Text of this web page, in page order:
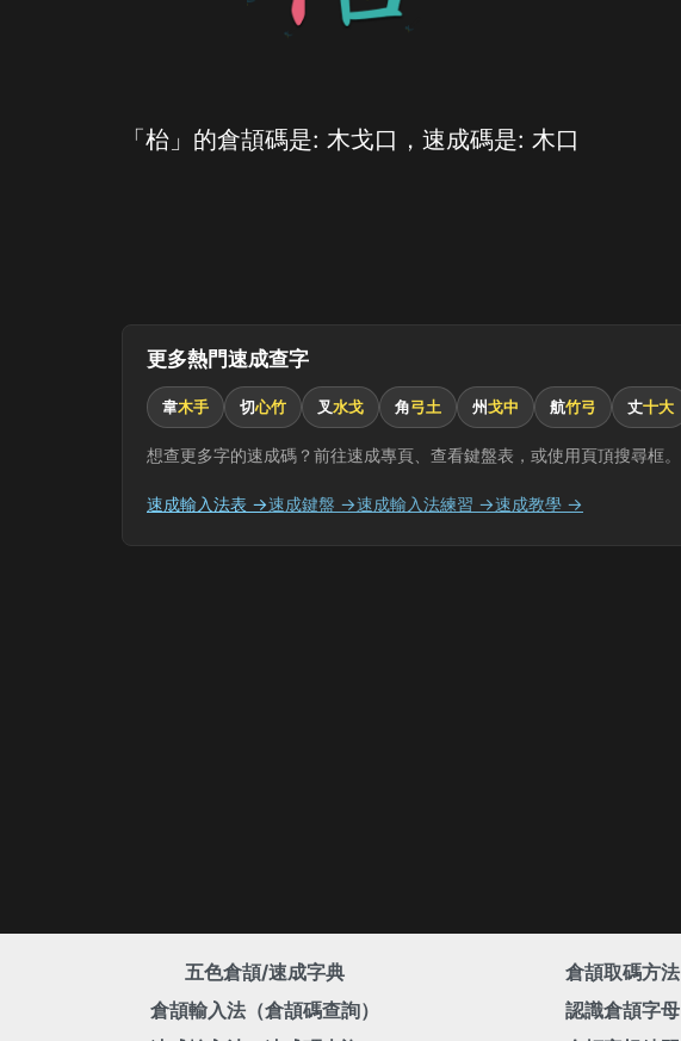
「枱」的倉頡碼是: 木戈口，速成碼是: 木口
更多熱門速成查字
韋木手 切心竹 叉水戈 角弓土 州戈中 航竹弓 丈十大
想查更多字的速成碼？前往速成專頁、查看鍵盤表，或使用頁頂搜尋框。
速成輸入法表 →速成鍵盤 →速成輸入法練習 →速成教學 →
五色倉頡/速成字典
倉頡輸入法（倉頡碼查詢）
倉頡取碼方法
認識倉頡字母